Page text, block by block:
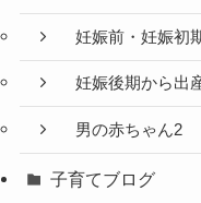
妊娠前・妊娠初
妊娠後期から出
男の赤ちゃん2
子育てブログ